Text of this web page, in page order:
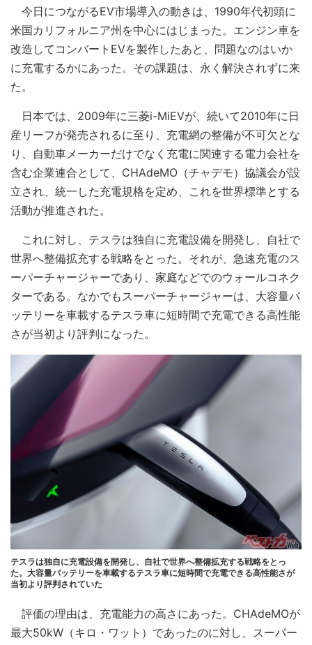
今日につながるEV市場導入の動きは、1990年代初頭に
米国カリフォルニア州を中心にはじまった。エンジン車を
改造してコンバートEVを製作したあと、問題なのはいか
に充電するかにあった。その課題は、永く解決されずに来
た。
日本では、2009年に三菱i-MiEVが、続いて2010年に日
産リーフが発売されるに至り、充電網の整備が不可欠とな
り、自動車メーカーだけでなく充電に関連する電力会社を
含む企業連合として、CHAdeMO（チャデモ）協議会が設
立され、統一した充電規格を定め、これを世界標準とする
活動が推進された。
これに対し、テスラは独自に充電設備を開発し、自社で
世界へ整備拡充する戦略をとった。それが、急速充電のス
ーパーチャージャーであり、家庭などでのウォールコネク
ターである。なかでもスーパーチャージャーは、大容量バ
ッテリーを車載するテスラ車に短時間で充電できる高性能
さが当初より評判になった。
テスラは独自に充電設備を開発し、自社で世界へ整備拡充する戦略をとっ
た。大容量バッテリーを車載するテスラ車に短時間で充電できる高性能さが
当初より評判されていた
評価の理由は、充電能力の高さにあった。CHAdeMOが
最大50kW（キロ・ワット）であったのに対し、スーパー